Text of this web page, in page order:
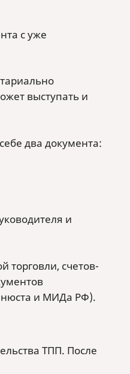
с уже
выступать и
два документа:
и
торговли, счетов-
и МИДа РФ).
ТПП. После